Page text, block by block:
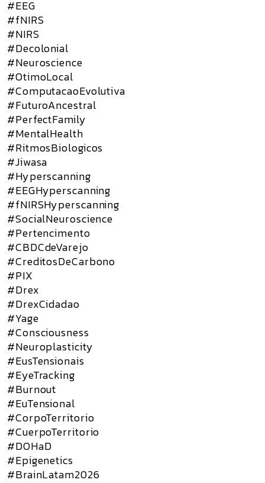
#EEG
#fNIRS
#NIRS
#Decolonial
#Neuroscience
#OtimoLocal
#ComputacaoEvolutiva
#FuturoAncestral
#PerfectFamily
#MentalHealth
#RitmosBiologicos
#Jiwasa
#Hyperscanning
#EEGHyperscanning
#fNIRSHyperscanning
#SocialNeuroscience
#Pertencimento
#CBDCdeVarejo
#CreditosDeCarbono
#PIX
#Drex
#DrexCidadao
#Yage
#Consciousness
#Neuroplasticity
#EusTensionais
#EyeTracking
#Burnout
#EuTensional
#CorpoTerritorio
#CuerpoTerritorio
#DOHaD
#Epigenetics
#BrainLatam2026